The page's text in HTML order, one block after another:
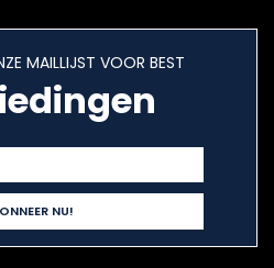
MAILLIJST VOOR BEST